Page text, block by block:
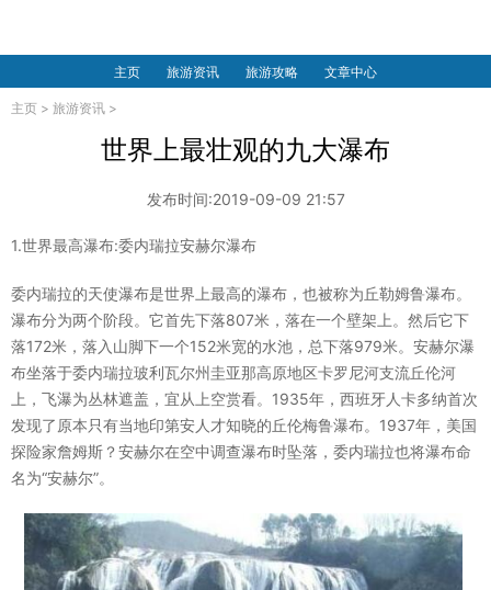
主页 旅游资讯 旅游攻略 文章中心
主页 > 旅游资讯 >
世界上最壮观的九大瀑布
发布时间:2019-09-09 21:57
1.世界最高瀑布:委内瑞拉安赫尔瀑布
委内瑞拉的天使瀑布是世界上最高的瀑布，也被称为丘勒姆鲁瀑布。
瀑布分为两个阶段。它首先下落807米，落在一个壁架上。然后它下
落172米，落入山脚下一个152米宽的水池，总下落979米。安赫尔瀑
布坐落于委内瑞拉玻利瓦尔州圭亚那高原地区卡罗尼河支流丘伦河
上，飞瀑为丛林遮盖，宜从上空赏看。1935年，西班牙人卡多纳首次
发现了原本只有当地印第安人才知晓的丘伦梅鲁瀑布。1937年，美国
探险家詹姆斯？安赫尔在空中调查瀑布时坠落，委内瑞拉也将瀑布命
名为“安赫尔”。